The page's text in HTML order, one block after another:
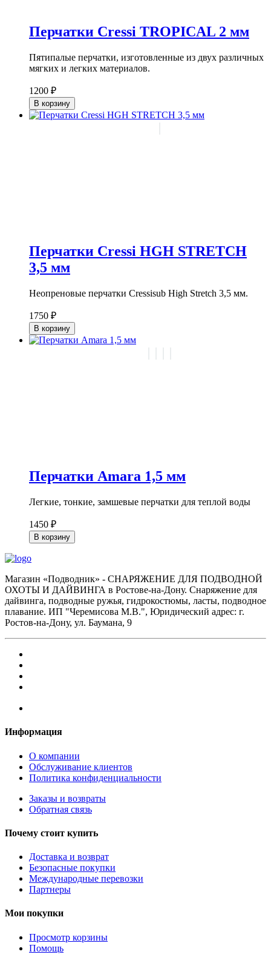
Перчатки Cressi TROPICAL 2 мм
Пятипалые перчатки, изготовленные из двух различных
мягких и легких материалов.
1200 ₽
В корзину
Перчатки Cressi HGH STRETCH
3,5 мм
Неопреновые перчатки Cressisub High Stretch 3,5 мм.
1750 ₽
В корзину
Перчатки Amara 1,5 мм
Легкие, тонкие, замшевые перчатки для теплой воды
1450 ₽
В корзину
Магазин «Подводник» - СНАРЯЖЕНИЕ ДЛЯ ПОДВОДНОЙ
ОХОТЫ И ДАЙВИНГА в Ростове-на-Дону. Снаряжение для
дайвинга, подводные ружья, гидрокостюмы, ласты, подводное
плавание. ИП "Черемисова М.В.", Юридический адрес: г.
Ростов-на-Дону, ул. Баумана, 9
Информация
О компании
Обслуживание клиентов
Политика конфиденциальности
Заказы и возвраты
Обратная связь
Почему стоит купить
Доставка и возврат
Безопасные покупки
Международные перевозки
Партнеры
Мои покупки
Просмотр корзины
Помощь